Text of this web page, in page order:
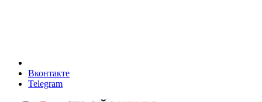
Вконтакте
Telegram